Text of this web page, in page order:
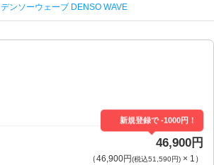
デンソーウェーブ DENSO WAVE
新規登録で -1000円！
46,900円
（46,900円(税込51,590円)× 1 ）